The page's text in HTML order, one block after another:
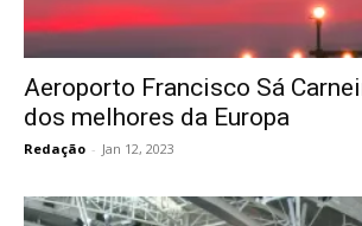
Aeroporto Francisco Sá
dos melhores da Europa
Redação - Jan 12, 2023